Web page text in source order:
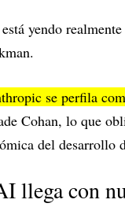
yendo
se perfila
Cohan, lo que
del desarrollo
llega con